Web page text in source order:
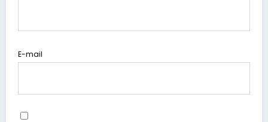
E-mail